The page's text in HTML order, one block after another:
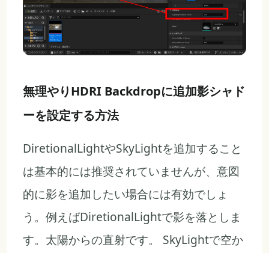
無理やりHDRI Backdropに追加影シャド
ーを設定する方法
DiretionalLightやSkyLightを追加すること
は基本的には推奨されていませんが、意図
的に影を追加したい場合には有効でしょ
う。例えばDiretionalLightで影を落としま
す。太陽からの直射です。 SkyLightで空か